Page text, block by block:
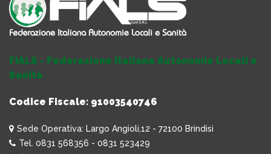
FIALS - Federazione Italiana Autonomie Locali e
Sanità
Codice Fiscale: 91003540746
Sede Operativa: Largo Angioli,12 - 72100 Brindisi
Tel. 0831 568356 - 0831 523429